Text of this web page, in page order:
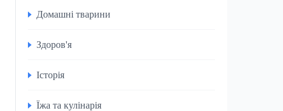
Домашні тварини
Здоров'я
Історія
Їжа та кулінарія